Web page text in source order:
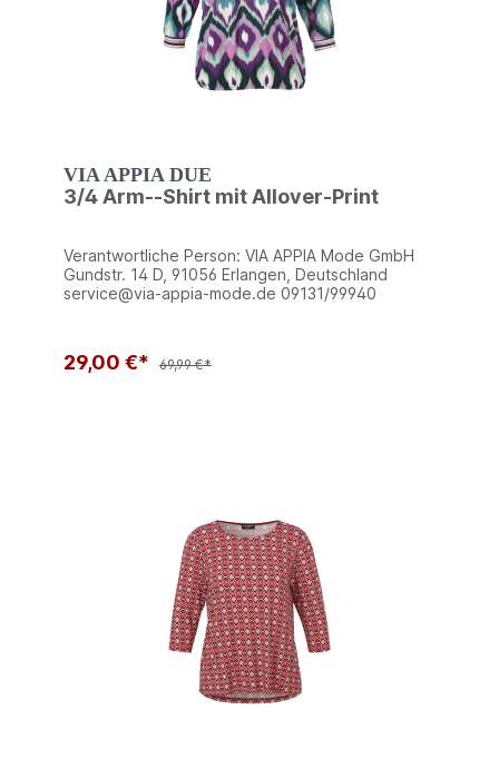
VIA APPIA DUE
3/4 Arm--Shirt mit Allover-Print
Verantwortliche Person: VIA APPIA Mode GmbH
Gundstr. 14 D, 91056 Erlangen, Deutschland
service@via-appia-mode.de 09131/99940
29,00 €* 69,99 €*